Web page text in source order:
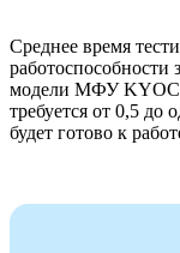
Среднее время
работоспособности
модели МФУ
требуется от 0,5 до
будет готово к